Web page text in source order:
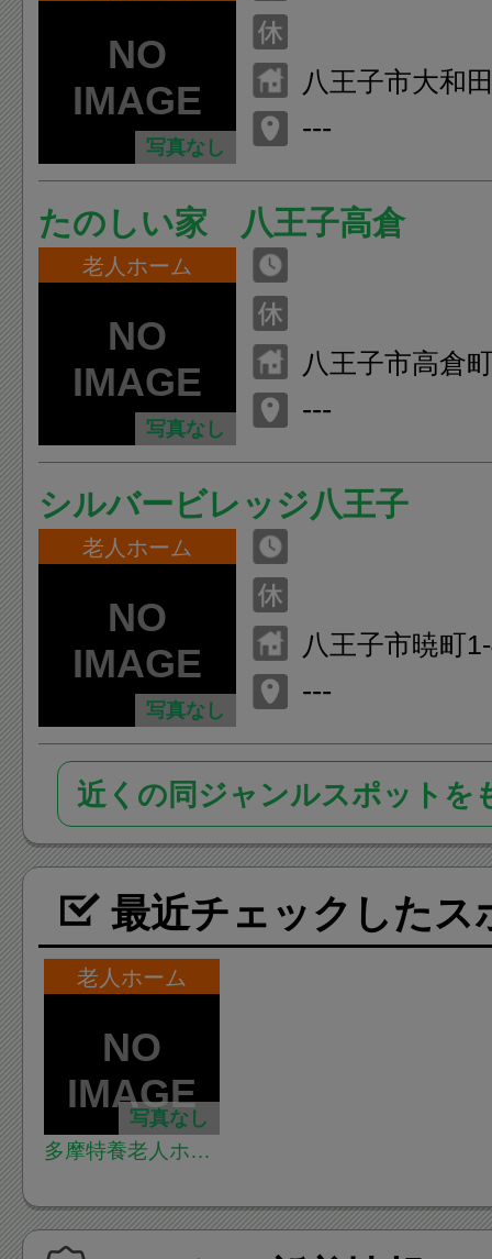
写真なし
八王子市大和
---
たのしい家 八王子高倉
老人ホーム
写真なし
八王子市高倉
---
シルバービレッジ八王子
老人ホーム
写真なし
八王子市暁町
---
近くの同ジャンルスポットを
最近チェックしたス
老人ホーム
写真なし
多摩特養老人ホー